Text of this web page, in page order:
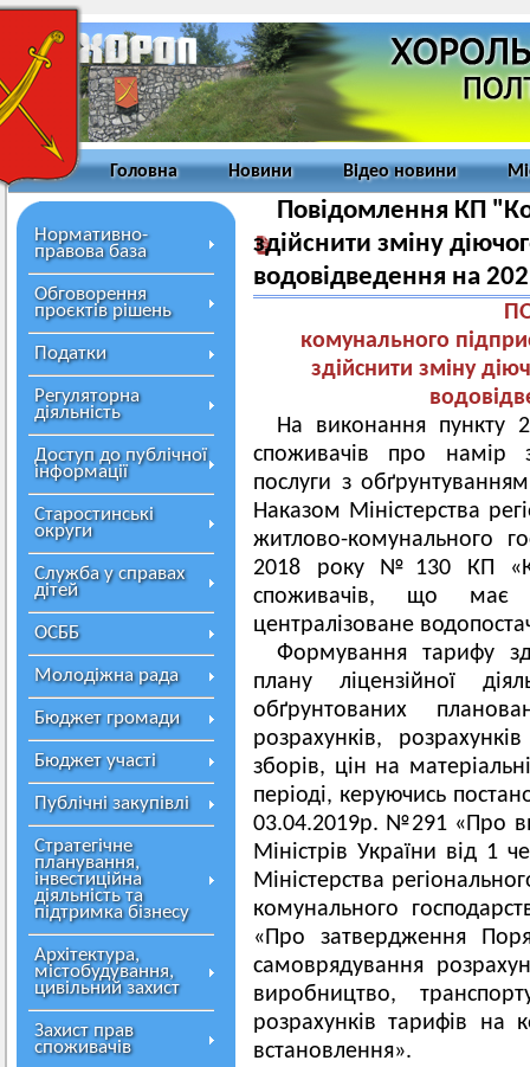
Головна Новини Відео новини
Нормативно-
правова база
Обговорення
проєктів рішень
Податки
Регуляторна
діяльність
Доступ до публічної
інформації
Старостинські
округи
Служба у справах
дітей
ОСББ
Молодіжна рада
Бюджет громади
Бюджет участі
Публічні закупівлі
Стратегічне
планування,
інвестиційна
діяльність та
підтримка бізнесу
Архітектура,
містобудування,
цивільний захист
Захист прав
споживачів
Повідомлення КП
здійснити зміну
водовідведення на
комунального
здійснити зміну
На виконання пункту
споживачів про намір
послуги з
Наказом Міністерства
житлово-комунального
2018 року №130 КП
споживачів, що має
централізоване
Формування тарифу
плану ліцензійної
обґрунтованих
розрахунків,
зборів, цін на
періоді, керуючись
03.04.2019р. №291 «Про
Міністрів України від
Міністерства
комунального
«Про затвердження
самоврядування
виробництво,
розрахунків тарифів на
встановлення».